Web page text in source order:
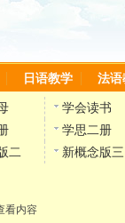
日语教学 法语
学会读书
学思二册
二 新概念版三
看内容